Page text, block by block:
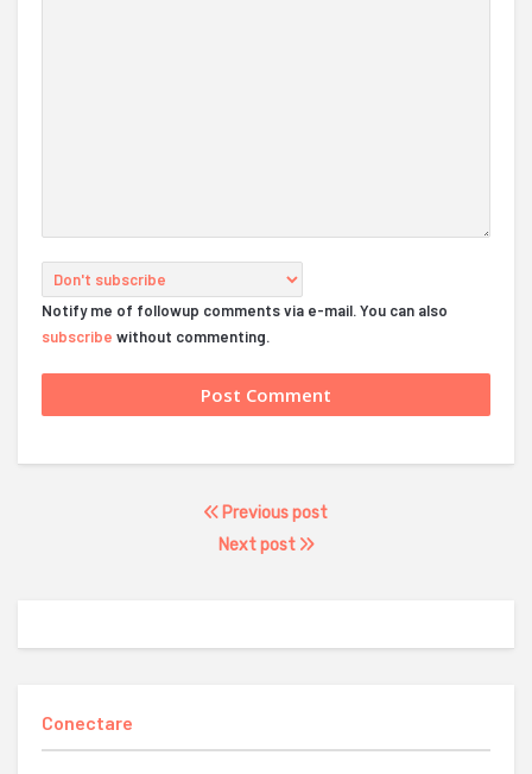
Notify me of followup comments via e-mail. You can also
subscribe without commenting.
Previous post
Next post
Conectare